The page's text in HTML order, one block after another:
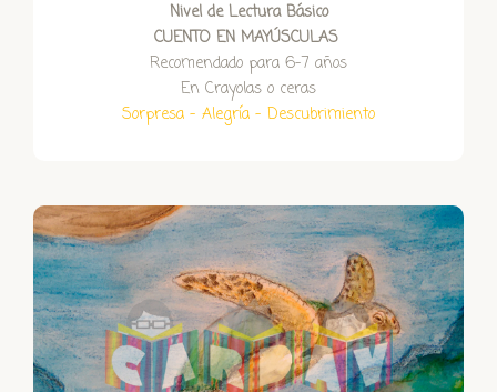
Nivel de Lectura Básico
CUENTO EN MAYÚSCULAS
Recomendado para 6-7 años
En Crayolas o ceras
Sorpresa – Alegría – Descubrimiento